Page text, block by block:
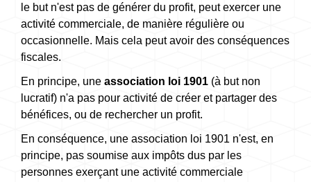
le but n'est pas de générer du profit, peut exercer une
activité commerciale, de manière régulière ou
occasionnelle. Mais cela peut avoir des conséquences
fiscales.
En principe, une association loi 1901 (à but non
lucratif) n'a pas pour activité de créer et partager des
bénéfices, ou de rechercher un profit.
En conséquence, une association loi 1901 n'est, en
principe, pas soumise aux impôts dus par les
personnes exerçant une activité commerciale